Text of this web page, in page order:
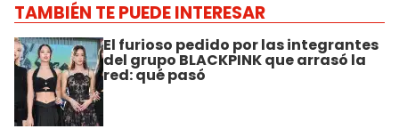
TAMBIÉN TE PUEDE INTERESAR
El furioso pedido por las integrantes
del grupo BLACKPINK que arrasó la
red: qué pasó